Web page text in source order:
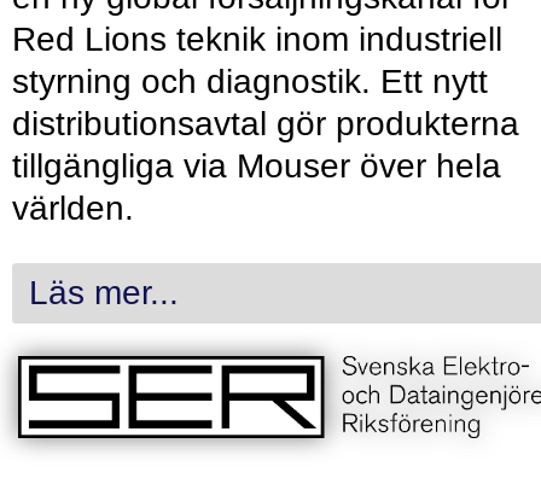
Red Lions teknik inom industriell
styrning och diagnostik. Ett nytt
distributionsavtal gör produkterna
tillgängliga via Mouser över hela
världen.
Läs mer...